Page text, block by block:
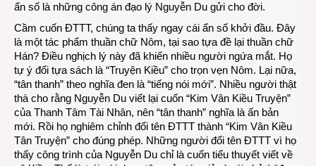
ẩn số là những công án đạo lý Nguyễn Du gửi cho đời.
Cầm cuốn ĐTTT, chúng ta thấy ngay cái ẩn số khởi đầu. Đây
là một tác phẩm thuần chữ Nôm, tại sao tựa đề lại thuần chữ
Hán? Điều nghịch lý này đã khiến nhiều người ngứa mắt. Họ
tự ý đổi tựa sách là “Truyện Kiều” cho trọn vẹn Nôm. Lại nữa,
“tân thanh” theo nghĩa đen là “tiếng nói mới”. Nhiều người thật
thà cho rằng Nguyễn Du viết lại cuốn “Kim Vân Kiều Truyện”
của Thanh Tâm Tài Nhân, nên “tân thanh” nghĩa là ấn bản
mới. Rồi họ nghiêm chỉnh đổi tên ĐTTT thành “Kim Vân Kiều
Tân Truyện” cho đúng phép. Những người đổi tên ĐTTT vì họ
thấy công trình của Nguyễn Du chỉ là cuốn tiểu thuyết viết về